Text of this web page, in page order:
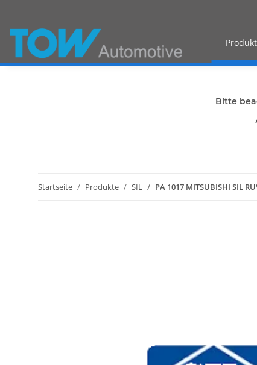
Bitte
Startseite Produkte SIL PA 1017 MITSUBISHI SIL